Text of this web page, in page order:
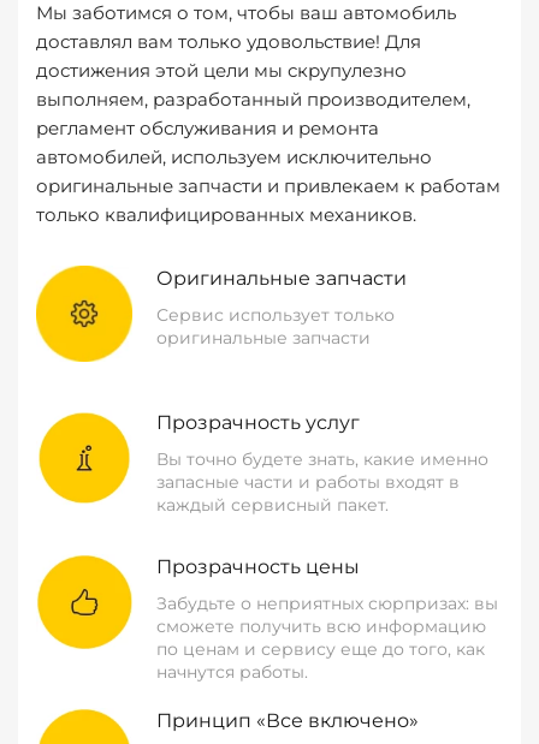
Мы заботимся о том, чтобы ваш автомобиль
доставлял вам только удовольствие! Для
достижения этой цели мы скрупулезно
выполняем, разработанный производителем,
регламент обслуживания и ремонта
автомобилей, используем исключительно
оригинальные запчасти и привлекаем к работам
только квалифицированных механиков.
Оригинальные запчасти
Сервис использует только
оригинальные запчасти
Прозрачность услуг
Вы точно будете знать, какие именно
запасные части и работы входят в
каждый сервисный пакет.
Прозрачность цены
Забудьте о неприятных сюрпризах: вы
сможете получить всю информацию
по ценам и сервису еще до того, как
начнутся работы.
Принцип «Все включено»